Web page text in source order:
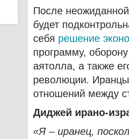
После
будет
себя решение
программу,
аятолла, а также
революции.
отношений между
Диджей ирано-
«Я – иранец,